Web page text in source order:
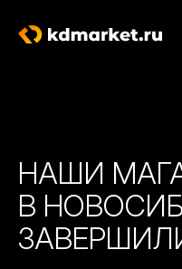
НАШИ
В